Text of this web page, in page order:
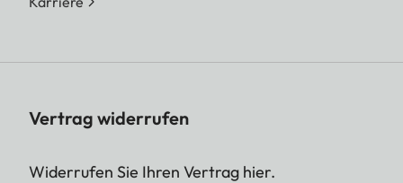
Vertrag widerrufen
Widerrufen Sie Ihren Vertrag hier.